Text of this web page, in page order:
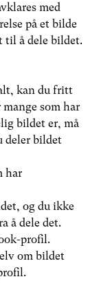
med
på et bilde
til å dele bildet.
kan du fritt
som har
bildet er, må
deler bildet
har
og du ikke
å dele det.
profil.
om bildet